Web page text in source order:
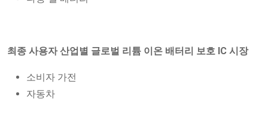
최종 사용자 산업별 글로벌 리튬 이온 배터리 보호 IC 시장
소비자 가전
자동차